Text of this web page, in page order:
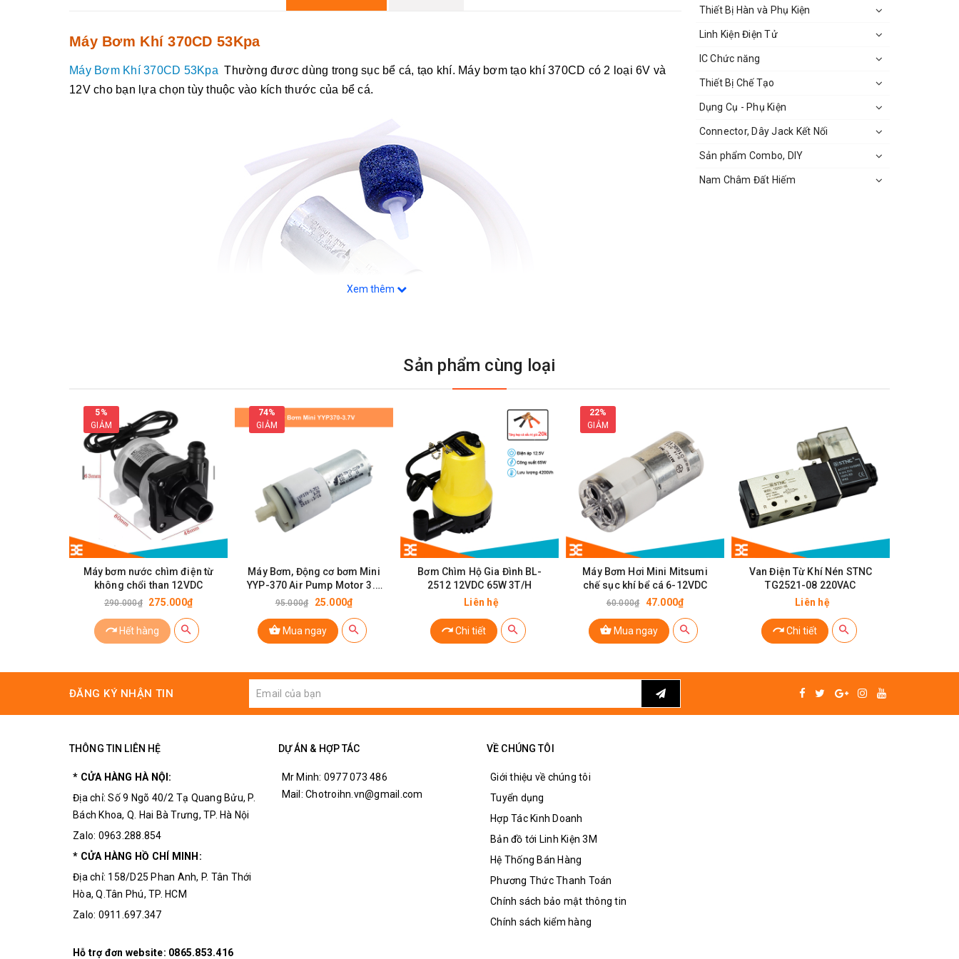
Máy Bơm Khí 370CD 53Kpa
Máy Bơm Khí 370CD 53Kpa Thường đươc dùng trong sục bể cá, tạo khí. Máy bơm tạo khí 370CD có 2 loại 6V và
12V cho bạn lựa chọn tùy thuộc vào kích thước của bể cá.
Máy Bơm Khí 370CD 53Kpa 6VDC
Thông số kỹ thuật của máy bơm 370CD
Điện áp: 6VDC/12VDC
Kích thước:
Đường kính động cơ: 25mm
Chiều dài: 65mm
Dòng điện định mức: 420 mA
Mức độ ồn: 60db
Áp suất tối đa: 400mmHg tương đương 53Kpa
Phụ Kiện:
Xem thêm
Thiết Bị Hàn và Phụ Kiện
Linh Kiện Điện Tử
IC Chức năng
Thiết Bị Chế Tạo
Dụng Cụ - Phụ Kiện
Connector, Dây Jack Kết Nối
Sản phẩm Combo, DIY
Nam Châm Đất Hiếm
Sản phẩm cùng loại
5%
GIẢM
Máy bơm nước chìm điện từ
không chổi than 12VDC
290.000₫ 275.000₫
Hết hàng
74%
GIẢM
Máy Bơm, Động cơ bơm Mini
YYP-370 Air Pump Motor 3.7
~12VDC
95.000₫ 25.000₫
Mua ngay
Bơm Chìm Hộ Gia Đình BL-
2512 12VDC 65W 3T/H
Liên hệ
Chi tiết
22%
GIẢM
Máy Bơm Hơi Mini Mitsumi
chế sục khí bể cá 6-12VDC
60.000₫ 47.000₫
Mua ngay
Van Điện Từ Khí Nén STNC
TG2521-08 220VAC
Liên hệ
Chi tiết
ĐĂNG KÝ NHẬN TIN
THÔNG TIN LIÊN HỆ
* CỬA HÀNG HÀ NỘI:
Địa chỉ: Số 9 Ngõ 40/2 Tạ Quang Bửu, P.
Bách Khoa, Q. Hai Bà Trưng, TP. Hà Nội
Zalo: 0963.288.854
* CỬA HÀNG HỒ CHÍ MINH:
Địa chỉ: 158/D25 Phan Anh, P. Tân Thới
Hòa, Q.Tân Phú, TP. HCM
Zalo: 0911.697.347
Hỗ trợ đơn website: 0865.853.416
DỰ ÁN & HỢP TÁC
Mr Minh: 0977 073 486
Mail: Chotroihn.vn@gmail.com
VỀ CHÚNG TÔI
Giới thiệu về chúng tôi
Tuyển dụng
Hợp Tác Kinh Doanh
Bản đồ tới Linh Kiện 3M
Hệ Thống Bán Hàng
Phương Thức Thanh Toán
Chính sách bảo mật thông tin
Chính sách kiểm hàng